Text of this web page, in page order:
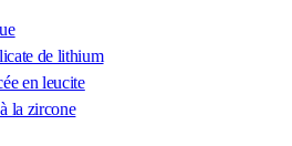
de lithium
en leucite
la zircone